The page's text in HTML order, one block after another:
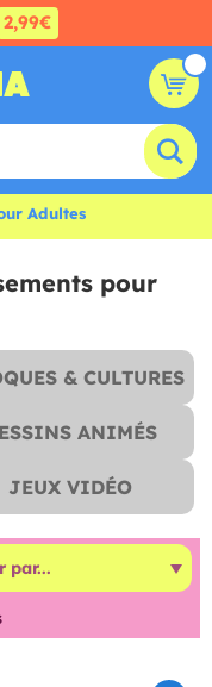
2,99€
Adultes
pour
& CULTURES
ANIMÉS
JEUX VIDÉO